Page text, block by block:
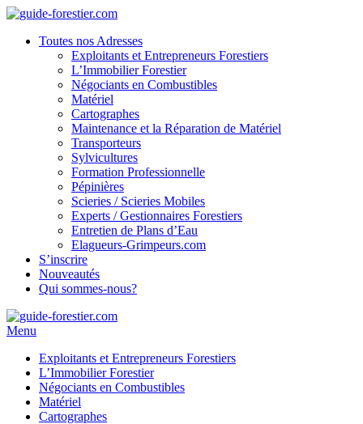
Toutes nos Adresses
Exploitants et Entrepreneurs Forestiers
L’Immobilier Forestier
Négociants en Combustibles
Matériel
Cartographes
Maintenance et la Réparation de Matériel
Transporteurs
Sylvicultures
Formation Professionnelle
Pépinières
Scieries / Scieries Mobiles
Experts / Gestionnaires Forestiers
Entretien de Plans d’Eau
Elagueurs-Grimpeurs.com
S’inscrire
Nouveautés
Qui sommes-nous?
Menu
Exploitants et Entrepreneurs Forestiers
L’Immobilier Forestier
Négociants en Combustibles
Matériel
Cartographes